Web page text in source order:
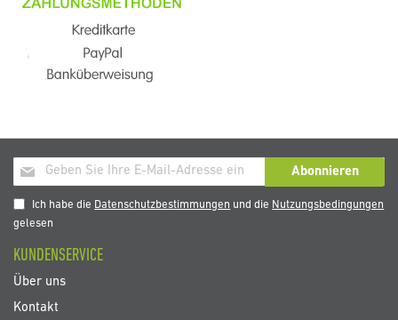
Melden
Sie
sich
für
Newsletter
an:
Abonnieren
Ich habe die Datenschutzbestimmungen und die Nutzungsbedingungen
gelesen
KUNDENSERVICE
Über uns
Kontakt